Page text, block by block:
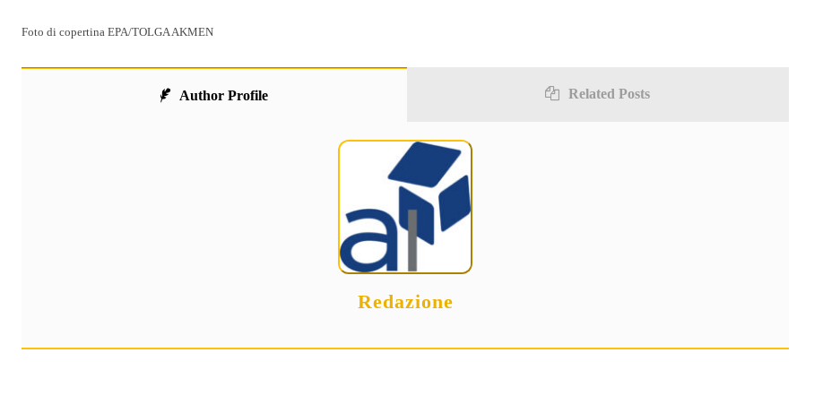
Foto di copertina EPA/TOLGA AKMEN
Author Profile Related Posts
Redazione